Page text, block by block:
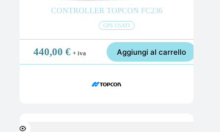
CONTROLLER TOPCON FC236
GPS USATI
440,00 € + iva Aggiungi al carrello